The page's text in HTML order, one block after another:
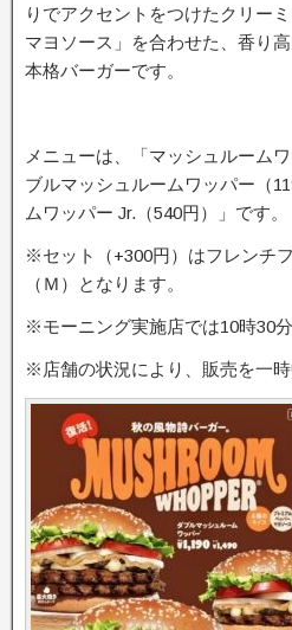
りでアクセントをつけたクリー
マヨソース」を合わせた、香り
本格バーガーです。
メニューは、「マッシュルーム
ブルマッシュルームワッパー（
ムワッパー Jr.（540円）」です。
※セット（+300円）はフレンチ
（Ｍ）となります。
※モーニング実施店では10時30
※店舗の状況により、販売を一時